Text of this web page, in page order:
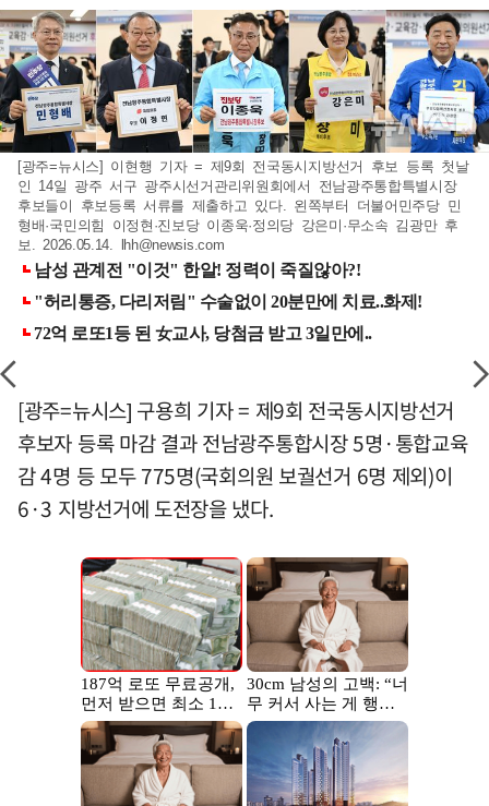
[광주=뉴시스] 이현행 기자 = 제9회 전국동시지방선거 후보 등록 첫날
인 14일 광주 서구 광주시선거관리위원회에서 전남광주통합특별시장
후보들이 후보등록 서류를 제출하고 있다. 왼쪽부터 더불어민주당 민
형배·국민의힘 이정현·진보당 이종욱·정의당 강은미·무소속 김광만 후
보. 2026.05.14.
lhh@newsis.com
[광주=뉴시스] 구용희 기자 = 제9회 전국동시지방선거
후보자 등록 마감 결과 전남광주통합시장 5명·통합교육
감 4명 등 모두 775명(국회의원 보궐선거 6명 제외)이
6·3 지방선거에 도전장을 냈다.